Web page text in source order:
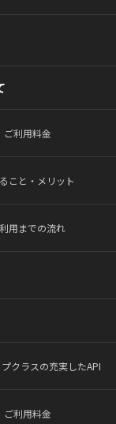
ご利用料金
こと・メリット
用までの流れ
クラスの充実したAPI
ご利用料金